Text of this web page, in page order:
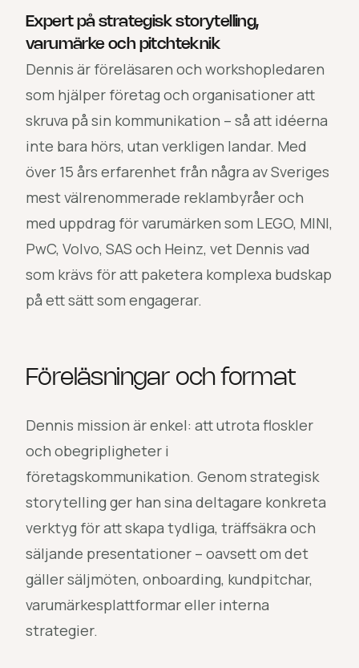
Expert på strategisk storytelling,
varumärke och pitchteknik
Dennis är föreläsaren och workshopledaren
som hjälper företag och organisationer att
skruva på sin kommunikation – så att idéerna
inte bara hörs, utan verkligen landar. Med
över 15 års erfarenhet från några av Sveriges
mest välrenommerade reklambyråer och
med uppdrag för varumärken som LEGO, MINI,
PwC, Volvo, SAS och Heinz, vet Dennis vad
som krävs för att paketera komplexa budskap
på ett sätt som engagerar.
Föreläsningar och format
Dennis mission är enkel: att utrota floskler
och obegripligheter i
företagskommunikation. Genom strategisk
storytelling ger han sina deltagare konkreta
verktyg för att skapa tydliga, träffsäkra och
säljande presentationer – oavsett om det
gäller säljmöten, onboarding, kundpitchar,
varumärkesplattformar eller interna
strategier.